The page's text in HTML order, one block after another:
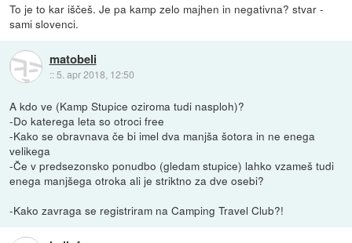
To je to kar iščeš. Je pa kamp zelo majhen in negativna? stvar -
sami slovenci.
matobeli
:: 5. apr 2018, 12:50
A kdo ve (Kamp Stupice oziroma tudi nasploh)?
-Do katerega leta so otroci free
-Kako se obravnava če bi imel dva manjša šotora in ne enega
velikega
-Če v predsezonsko ponudbo (gledam stupice) lahko vzameš tudi
enega manjšega otroka ali je striktno za dve osebi?
-Kako zavraga se registriram na Camping Travel Club?!